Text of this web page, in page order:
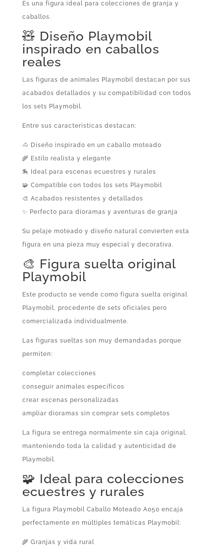
Es una figura ideal para colecciones de granja y
caballos.
🧸 Diseño Playmobil
inspirado en caballos
reales
Las figuras de animales Playmobil destacan por sus
acabados detallados y su compatibilidad con todos
los sets Playmobil.
Entre sus características destacan:
🐴 Diseño inspirado en un caballo moteado
🌾 Estilo realista y elegante
🏇 Ideal para escenas ecuestres y rurales
🧩 Compatible con todos los sets Playmobil
🎨 Acabados resistentes y detallados
✨ Perfecto para dioramas y aventuras de granja
Su pelaje moteado y diseño natural convierten esta
figura en una pieza muy especial y decorativa.
🎨 Figura suelta original
Playmobil
Este producto se vende como figura suelta original
Playmobil, procedente de sets oficiales pero
comercializada individualmente.
Las figuras sueltas son muy demandadas porque
permiten:
completar colecciones
conseguir animales específicos
crear escenas personalizadas
ampliar dioramas sin comprar sets completos
La figura se entrega normalmente sin caja original,
manteniendo toda la calidad y autenticidad de
Playmobil.
🧩 Ideal para colecciones
ecuestres y rurales
La figura Playmobil Caballo Moteado A050 encaja
perfectamente en múltiples temáticas Playmobil:
🌾 Granjas y vida rural